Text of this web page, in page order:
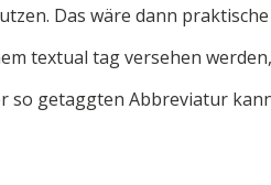
Das wäre dann
textual tag versehen
so getaggten Abbreviatur